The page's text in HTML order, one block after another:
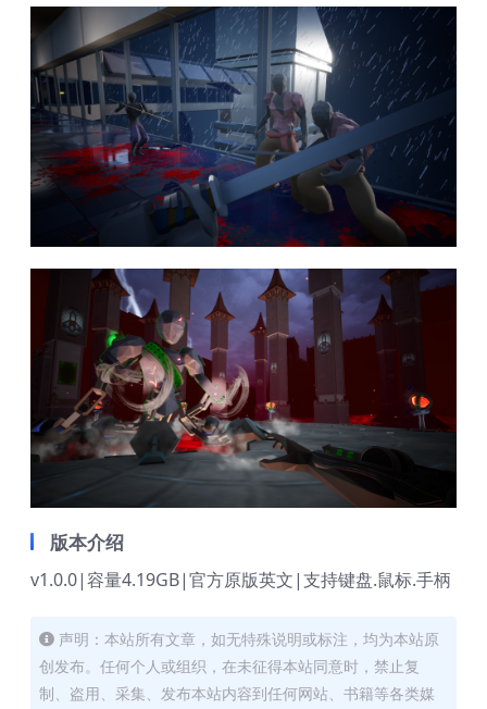
版本介绍
v1.0.0|容量4.19GB|官方原版英文|支持键盘.鼠标.手柄
声明：本站所有文章，如无特殊说明或标注，均为本站原
创发布。任何个人或组织，在未征得本站同意时，禁止复
制、盗用、采集、发布本站内容到任何网站、书籍等各类媒